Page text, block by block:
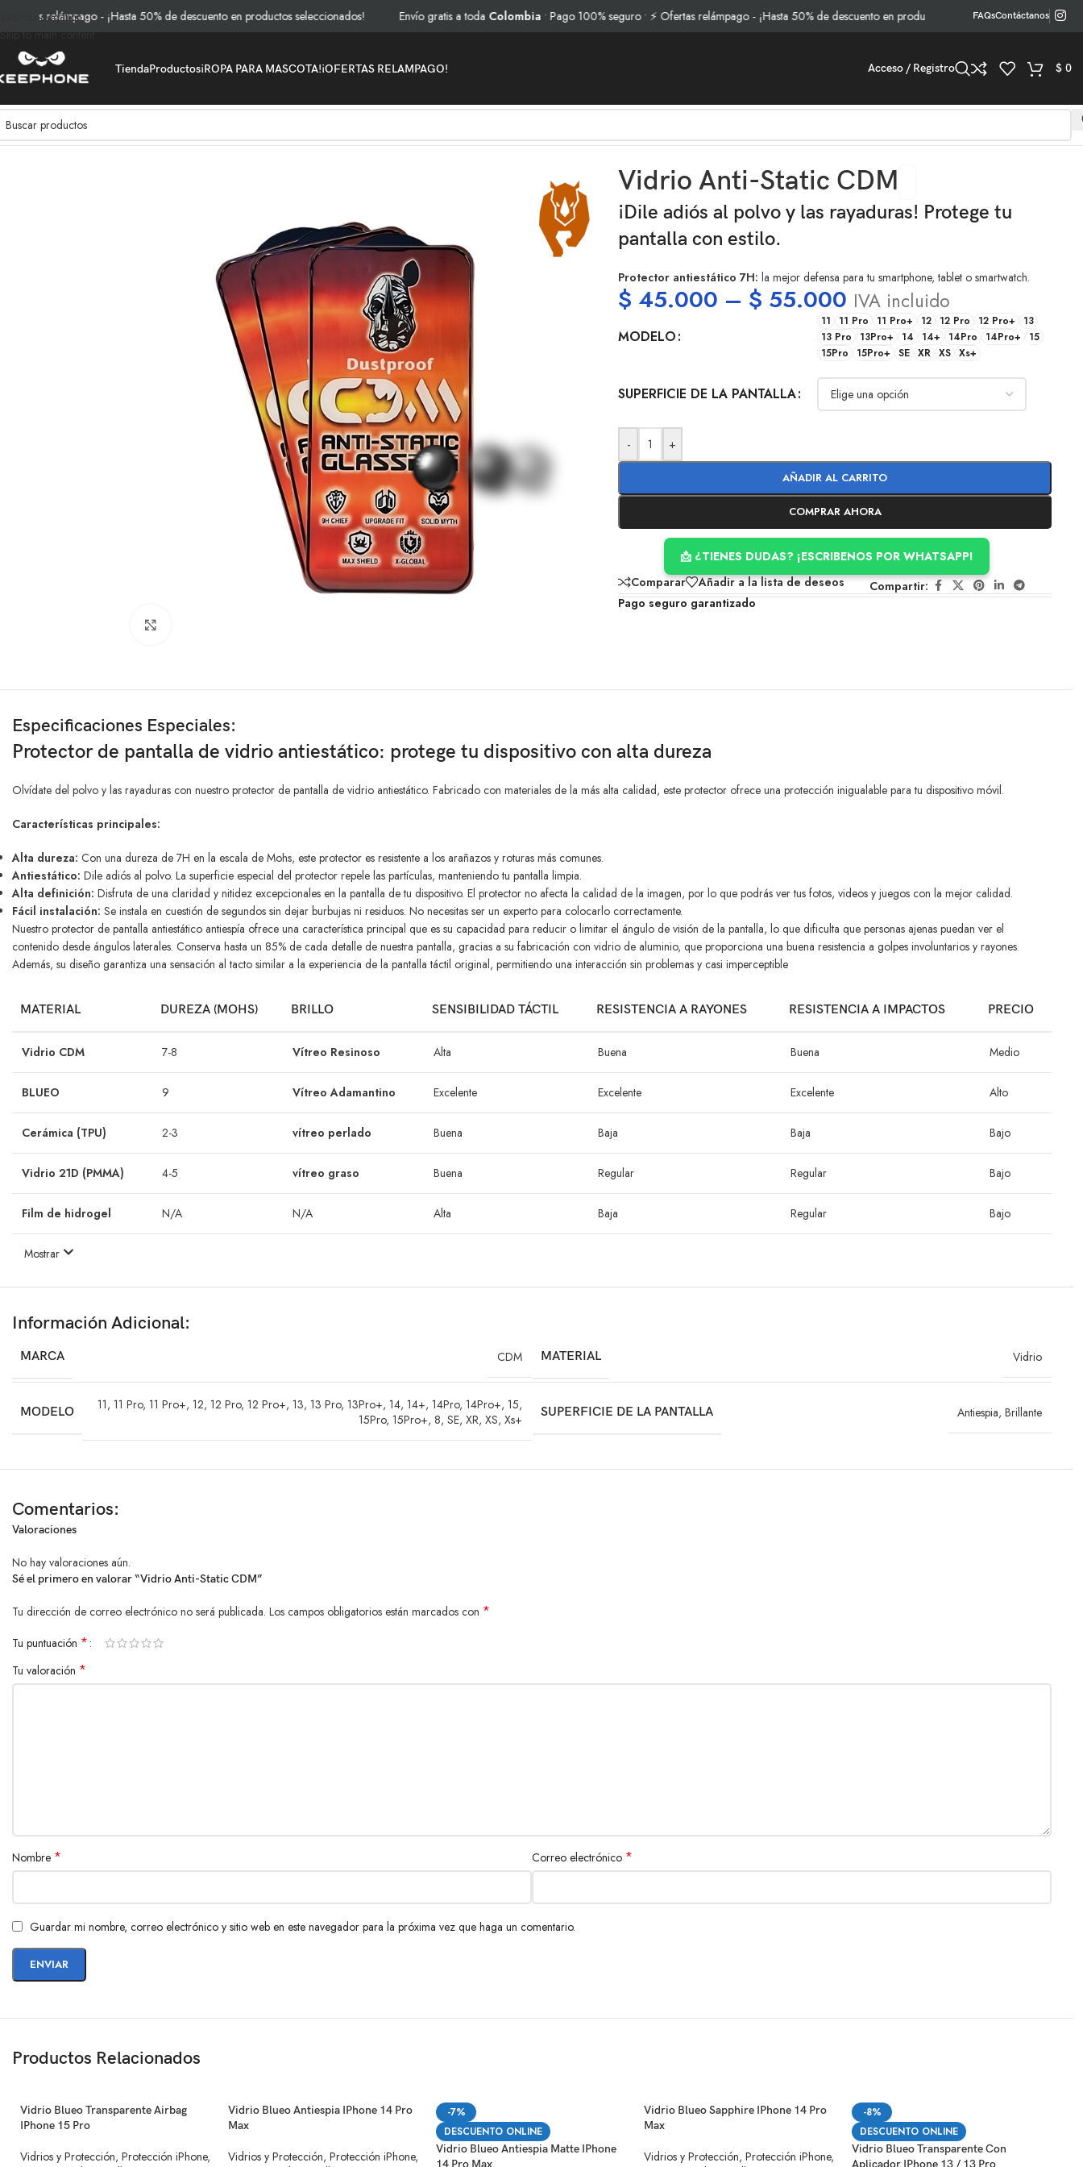
Skip to navigation
Skip to main content
relámpago - ¡Hasta 50% de descuento en productos seleccionados! Envío gratis a toda Colombia• Pago 100% seguro • ⚡ Ofertas relámpago - ¡Hasta 50% de descuento en productos seleccionados!FAQsContáctanos
TiendaProductos¡ROPA PARA MASCOTA!¡OFERTAS RELAMPAGO! Acceso / Registro $ 0
Inicio/Productos/Vidrios y Protección
Vidrio Anti-Static CDM
¡Dile adiós al polvo y las rayaduras! Protege tu
pantalla con estilo.
Protector antiestático 7H: la mejor defensa para tu smartphone, tablet o smartwatch.
$ 45.000 – $ 55.000 IVA incluido
MODELO
11 11 Pro 11 Pro+ 12 12 Pro 12 Pro+
13
13 Pro
13Pro+ 14 14+ 14Pro 14Pro+
15
15Pro
15Pro+ SE XR XS Xs+
SUPERFICIE DE LA PANTALLA
- +
AÑADIR AL CARRITO
COMPRAR AHORA
📩 ¿TIENES DUDAS? ¡ESCRIBENOS POR WHATSAPP!
Comparar
Añadir a la lista de deseos
Compartir:
Pago seguro garantizado
Especificaciones Especiales:
Protector de pantalla de vidrio antiestático: protege tu dispositivo con alta dureza
Olvídate del polvo y las rayaduras con nuestro protector de pantalla de vidrio antiestático. Fabricado con materiales de la más alta calidad, este protector ofrece una protección inigualable para tu dispositivo móvil.
Características principales:
Alta dureza: Con una dureza de 7H en la escala de Mohs, este protector es resistente a los arañazos y roturas más comunes.
Antiestático: Dile adiós al polvo. La superficie especial del protector repele las partículas, manteniendo tu pantalla limpia.
Alta definición: Disfruta de una claridad y nitidez excepcionales en la pantalla de tu dispositivo. El protector no afecta la calidad de la imagen, por lo que podrás ver tus fotos, videos y juegos con la mejor calidad.
Fácil instalación: Se instala en cuestión de segundos sin dejar burbujas ni residuos. No necesitas ser un experto para colocarlo correctamente.
Nuestro protector de pantalla antiestático antiespía ofrece una característica principal que es su capacidad para reducir o limitar el ángulo de visión de la pantalla, lo que dificulta que personas ajenas puedan ver el
contenido desde ángulos laterales. Conserva hasta un 85% de cada detalle de nuestra pantalla, gracias a su fabricación con vidrio de aluminio, que proporciona una buena resistencia a golpes involuntarios y rayones.
Además, su diseño garantiza una sensación al tacto similar a la experiencia de la pantalla táctil original, permitiendo una interacción sin problemas y casi imperceptible
MATERIAL DUREZA (MOHS) BRILLO SENSIBILIDAD TÁCTIL RESISTENCIA A RAYONES RESISTENCIA A IMPACTOS PRECIO
Vidrio CDM 7-8 Vítreo Resinoso Alta Buena Buena Medio
BLUEO 9 Vítreo Adamantino Excelente Excelente Excelente Alto
Cerámica (TPU) 2-3 vítreo perlado Buena Baja Baja Bajo
Vidrio 21D (PMMA) 4-5 vítreo graso Buena Regular Regular Bajo
Film de hidrogel N/A N/A Alta Baja Regular Bajo
Mostrar
Información Adicional:
MARCA CDM MATERIAL Vidrio
MODELO 11, 11 Pro, 11 Pro+, 12, 12 Pro, 12 Pro+, 13, 13 Pro, 13Pro+, 14, 14+, 14Pro, 14Pro+, 15,
15Pro, 15Pro+, 8, SE, XR, XS, Xs+ SUPERFICIE DE LA PANTALLA Antiespia, Brillante
Comentarios:
Valoraciones
No hay valoraciones aún.
Sé el primero en valorar “Vidrio Anti-Static CDM”
Tu dirección de correo electrónico no será publicada. Los campos obligatorios están marcados con *
Tu puntuación *
Tu valoración *
Nombre * Correo electrónico *
Guardar mi nombre, correo electrónico y sitio web en este navegador para la próxima vez que haga un comentario.
Productos Relacionados
Vidrio Blueo Transparente Airbag
IPhone 15 Pro
Vidrios y Protección, Protección iPhone,
Vidrio Blueo Antiespia IPhone 14 Pro
Max
Vidrios y Protección, Protección iPhone,
-7%
DESCUENTO ONLINE
Vidrio Blueo Antiespia Matte IPhone
14 Pro Max
Vidrio Blueo Sapphire IPhone 14 Pro
Max
Vidrios y Protección, Protección iPhone,
-8%
DESCUENTO ONLINE
Vidrio Blueo Transparente Con
Aplicador IPhone 13 / 13 Pro